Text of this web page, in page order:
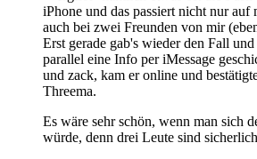
iPhone und das passiert nicht nur auf
auch bei zwei Freunden von mir
Erst gerade gab's wieder den Fall
parallel eine Info per iMessage
und zack, kam er online und
Threema.
Es wäre sehr schön, wenn man sich
würde, denn drei Leute sind